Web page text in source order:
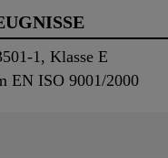
1, Klasse E
EN ISO 9001/2000